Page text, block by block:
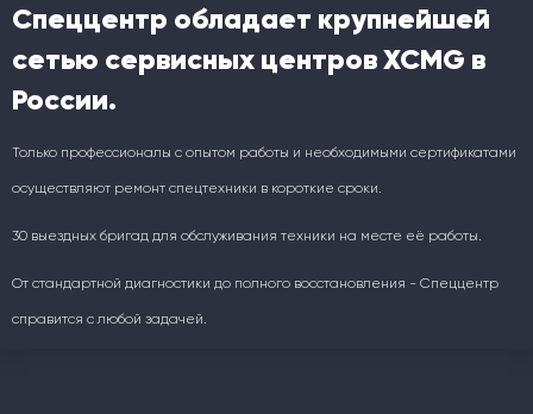
Спеццентр обладает крупнейшей
сетью сервисных центров XCMG в
России.
Только профессионалы с опытом работы и необходимыми сертификатами
осуществляют ремонт спецтехники в короткие сроки.
30 выездных бригад для обслуживания техники на месте её работы.
От стандартной диагностики до полного восстановления - Спеццентр
справится с любой задачей.